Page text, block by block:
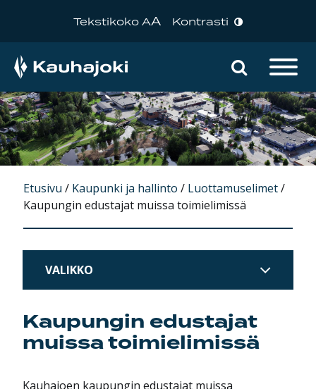
Tekstikoko AA Kontrasti
Päävalikko Hae
Etusivu / Kaupunki ja hallinto / Luottamuselimet/
Kaupungin edustajat muissa toimielimissä
VALIKKO
Kaupungin edustajat
muissa toimielimissä
Kauhajoen kaupungin edustajat muissa